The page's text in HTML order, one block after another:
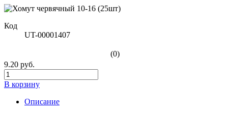
Код
UT-00001407
(0)
9.20 руб.
В корзину
Описание